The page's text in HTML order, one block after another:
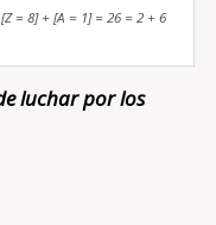
= 8] + [A = 1] = 26 = 2 + 6
luchar por los